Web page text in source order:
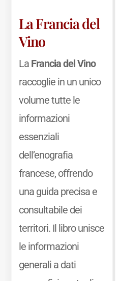
La Francia del
Vino
La Francia del Vino
raccoglie in un unico
volume tutte le
informazioni
essenziali
dell’enografia
francese, offrendo
una guida precisa e
consultabile dei
territori. Il libro unisce
le informazioni
generali a dati